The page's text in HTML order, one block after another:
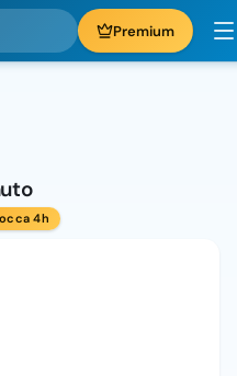
Premium
4h